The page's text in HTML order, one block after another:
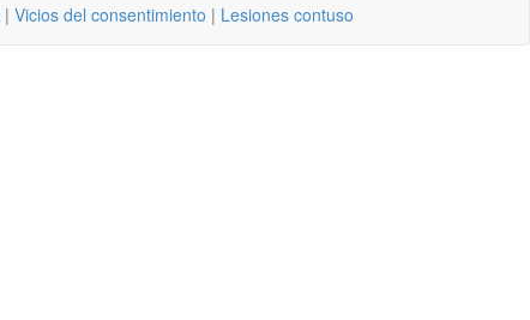
| Vicios del consentimiento | Lesiones contuso